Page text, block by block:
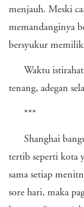
menjauh. Meski
memandanginya
bersyukur
Waktu
tenang, adegan
***
Shanghai
tertib seperti kota
sama setiap
sore hari, maka